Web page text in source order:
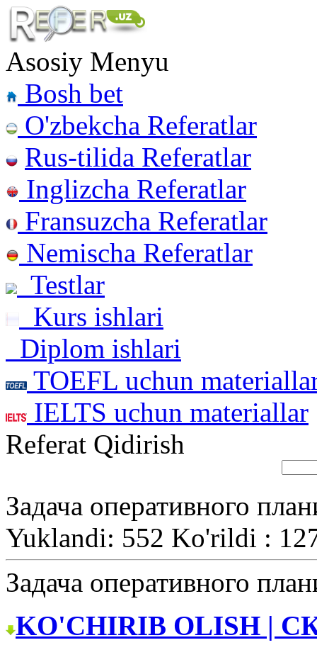
Asosiy Menyu
Bosh bet
O'zbekcha Referatlar
Rus-tilida Referatlar
Inglizcha Referatlar
Fransuzcha Referatlar
Nemischa Referatlar
Testlar
Kurs ishlari
Diplom ishlari
TOEFL uchun
IELTS uchun materiallar
Referat Qidirish
Задача оперативного
Yuklandi: 552 Ko'rildi :
Задача оперативного
KO'CHIRIB OLISH |